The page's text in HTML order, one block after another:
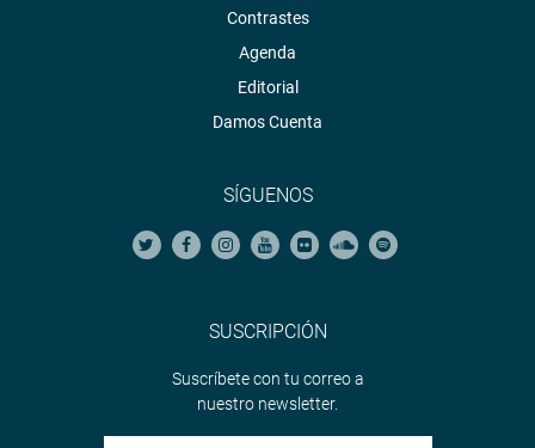
Contrastes
Agenda
Editorial
Damos Cuenta
SÍGUENOS
SUSCRIPCIÓN
Suscríbete con tu correo a
nuestro newsletter.